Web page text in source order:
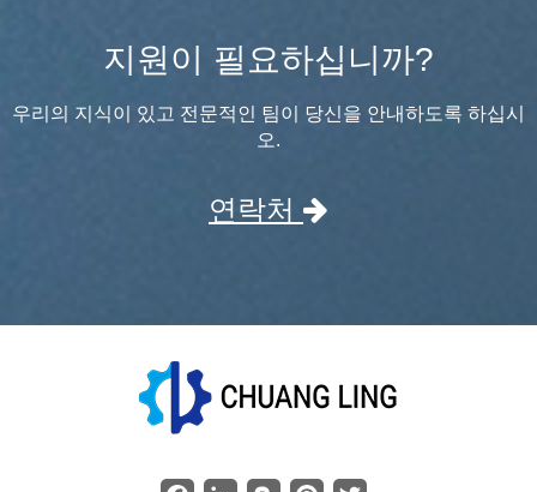
지원이 필요하십니까?
우리의 지식이 있고 전문적인 팀이 당신을 안내하도록 하십시
오.
연락처